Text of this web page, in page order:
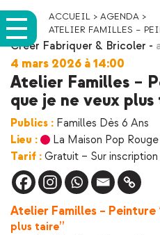
ACCUEIL > AGENDA >
ATELIER FAMILLES –
Créer Fabriquer & Bricoler -
4 mars 2026 à 14:00
Atelier Familles –
que je ne veux plus
Publics : Familles Dès 6 Ans
Lieu :
La Maison Pop Rouge
Tarif : Gratuit – Sur inscription
Atelier Familles – Peinture
plus taire”